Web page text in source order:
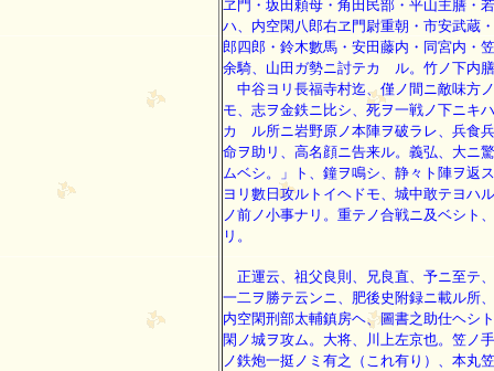
ヱ門・坂田頼母・角田民部・平山主膳・
ハ、内空閑八郎右ヱ門尉重朝・市安武蔵
郎四郎・鈴木數馬・安田藤内・同宮内・
余騎、山田ガ勢ニ討テカゝル。竹ノ下内
中谷ヨリ長福寺村迄、僅ノ間ニ敵味方
モ、志ヲ金鉄ニ比シ、死ヲ一戦ノ下ニキ
カゝル所ニ岩野原ノ本陣ヲ破ラレ、兵食
命ヲ助リ、高名顔ニ告来ル。義弘、大ニ
ムベシ。」ト、鐘ヲ鳴シ、静々ト陣ヲ返
ヨリ數日攻ルトイヘドモ、城中敢テヨハ
ノ前ノ小事ナリ。重テノ合戦ニ及ベシト
リ。
正運云、祖父良則、兄良直、予ニ至テ
一二ヲ勝テ云ンニ、肥後史附録ニ載ル所
内空閑刑部太輔鎮房ヘ、圖書之助仕ヘシ
閑ノ城ヲ攻ム。大将、川上左京也。笠ノ
ノ鉄炮一挺ノミ有之（これ有り）、本丸